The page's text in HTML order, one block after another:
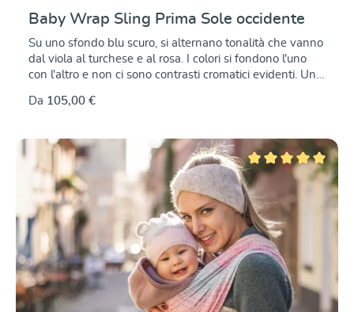
Baby Wrap Sling Prima Sole occidente
Su uno sfondo blu scuro, si alternano tonalità che vanno
dal viola al turchese e al rosa. I colori si fondono l'uno
con l'altro e non ci sono contrasti cromatici evidenti. Un
resistenza, ma perfettamente elastico sulla diagonale.
cotone biologico, il tessuto leggero è antistrappo e
resistente, ma allo stesso tempo morbido, con un'ottima
elasticità diagonale. Questo lo rende facile da annodare
e si adatta meravigliosamente a tutte le legature e
forme del corpo. Comodo da indossare, sia per i neonati
che per i bambini più grandicelli.
Da 105,00 €
Valutazione media